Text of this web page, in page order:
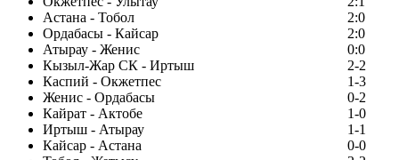
Астана - Тобол
2:0
Ордабасы - Кайсар
2:0
Атырау - Женис
0:0
Кызыл-Жар СК - Иртыш
2-2
Каспий - Окжетпес
1-3
Женис - Ордабасы
0-2
Кайрат - Актобе
1-0
Иртыш - Атырау
1-1
Кайсар - Астана
0-0